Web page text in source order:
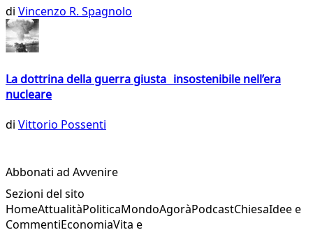
di Vincenzo R. Spagnolo
La dottrina della guerra giusta insostenibile nell’era
nucleare
di Vittorio Possenti
Abbonati ad Avvenire
Sezioni del sito
HomeAttualitàPoliticaMondoAgoràPodcastChiesaIdee e
CommentiEconomiaVita e